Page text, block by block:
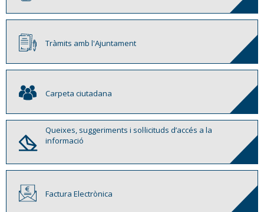
Tràmits amb l'Ajuntament
Carpeta ciutadana
Queixes, suggeriments i sol·licituds d’accés a la
informació
Factura Electrònica